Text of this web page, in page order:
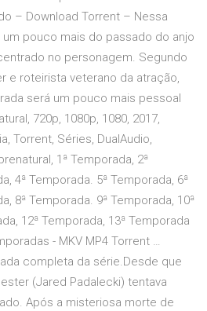
– Download Torrent – Nessa
pouco mais do passado do anjo
no personagem. Segundo
e roteirista veterano da atração,
será um pouco mais pessoal
720p, 1080p, 1080, 2017,
Torrent, Séries, DualAudio,
1ª Temporada, 2ª
4ª Temporada. 5ª Temporada, 6ª
8ª Temporada. 9ª Temporada, 10ª
12ª Temporada, 13ª Temporada
- MKV MP4 Torrent …
completa da série.Desde que
(Jared Padalecki) tentava
Após a misteriosa morte de